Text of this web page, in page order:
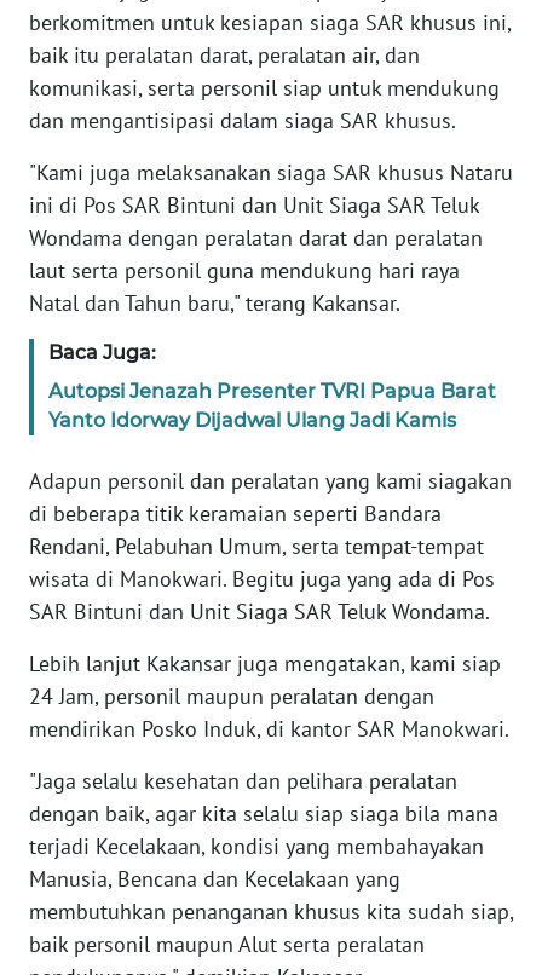
berkomitmen untuk kesiapan siaga SAR khusus ini,
baik itu peralatan darat, peralatan air, dan
komunikasi, serta personil siap untuk mendukung
dan mengantisipasi dalam siaga SAR khusus.
"Kami juga melaksanakan siaga SAR khusus Nataru
ini di Pos SAR Bintuni dan Unit Siaga SAR Teluk
Wondama dengan peralatan darat dan peralatan
laut serta personil guna mendukung hari raya
Natal dan Tahun baru," terang Kakansar.
Baca Juga:
Autopsi Jenazah Presenter TVRI Papua Barat
Yanto Idorway Dijadwal Ulang Jadi Kamis
Adapun personil dan peralatan yang kami siagakan
di beberapa titik keramaian seperti Bandara
Rendani, Pelabuhan Umum, serta tempat-tempat
wisata di Manokwari. Begitu juga yang ada di Pos
SAR Bintuni dan Unit Siaga SAR Teluk Wondama.
Lebih lanjut Kakansar juga mengatakan, kami siap
24 Jam, personil maupun peralatan dengan
mendirikan Posko Induk, di kantor SAR Manokwari.
"Jaga selalu kesehatan dan pelihara peralatan
dengan baik, agar kita selalu siap siaga bila mana
terjadi Kecelakaan, kondisi yang membahayakan
Manusia, Bencana dan Kecelakaan yang
membutuhkan penanganan khusus kita sudah siap,
baik personil maupun Alut serta peralatan
WN
NTT
KEPRI
WN
PAPUA
BARAT
WN
RIAU
WN
SERAMBI
WN
JAMBI
WN
SULTRA
NTB
WN
SULTENG
WN
SULBAR